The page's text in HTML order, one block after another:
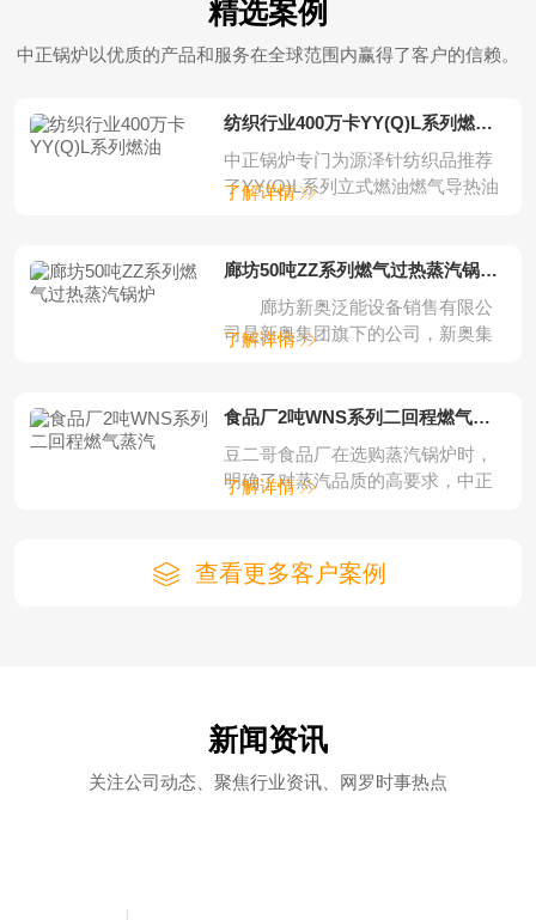
精选案例
中正锅炉以优质的产品和服务在全球范围内赢得了客户的信赖。
纺织行业400万卡YY(Q)L系列燃油燃气立
中正锅炉专门为源泽针纺织品推荐
了YY(Q)L系列立式燃油燃气导热油
了解详情
廊坊50吨ZZ系列燃气过热蒸汽锅炉项目
廊坊新奥泛能设备销售有限公
司是新奥集团旗下的公司，新奥集
了解详情
食品厂2吨WNS系列二回程燃气蒸汽锅炉
豆二哥食品厂在选购蒸汽锅炉时，
明确了对蒸汽品质的高要求，中正
了解详情
查看更多客户案例
新闻资讯
关注公司动态、聚焦行业资讯、网罗时事热点